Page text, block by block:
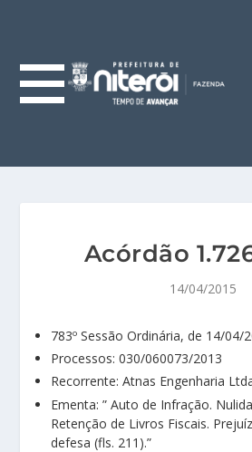
Acórdão
14/04/2015
783º Sessão Ordinária, de 14/04/
Processos: 030/060073/2013
Recorrente: Atnas Engenharia
Ementa: ” Auto de Infração.
Retenção de Livros Fiscais.
defesa (fls. 211).”